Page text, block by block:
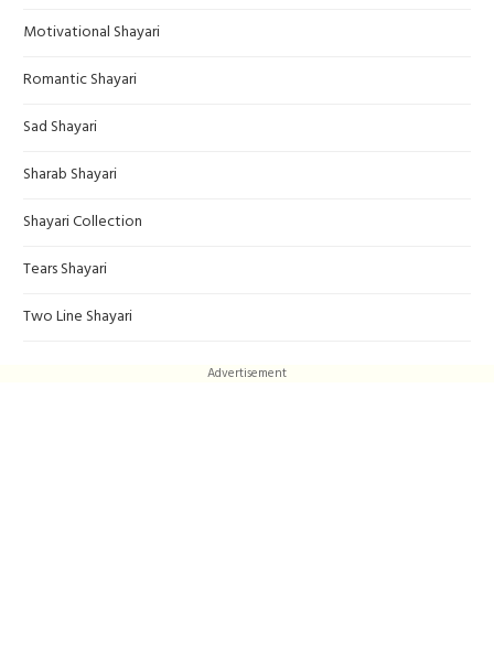
Motivational Shayari
Romantic Shayari
Sad Shayari
Sharab Shayari
Shayari Collection
Tears Shayari
Two Line Shayari
Advertisement